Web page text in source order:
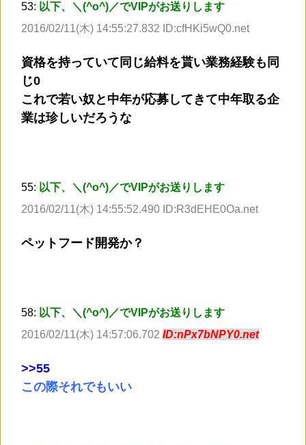
53: 以下、＼(^o^)／でVIPがお送りします
2016/02/11(木) 14:55:27.832 ID:cfHKi5wQ0.net
資格を持っていて同じ給料を貰い業務経験も同
じ0
これで若い奴と中年が応募してきて中年取る企
業は珍しいだろうな
55: 以下、＼(^o^)／でVIPがお送りします
2016/02/11(木) 14:55:52.490 ID:R3dEHE0Oa.net
ペットフード開発か？
58: 以下、＼(^o^)／でVIPがお送りします
2016/02/11(木) 14:57:06.702 ID:nPx7bNPY0.net
>>55
この際それでもいい